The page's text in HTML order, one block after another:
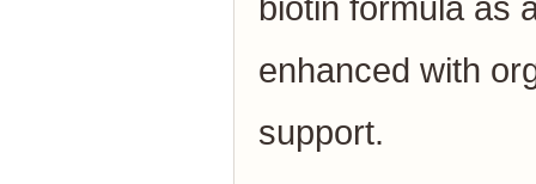
biotin formula as
enhanced with
support.